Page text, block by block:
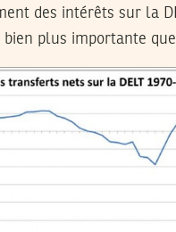
des intérêts sur la
bien plus importante